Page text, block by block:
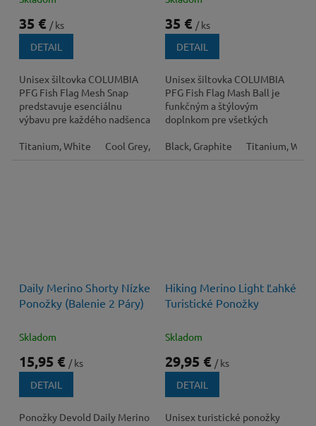
35 € / ks
DETAIL
Unisex šiltovka COLUMBIA
PFG Fish Flag Mesh Snap
predstavuje esenciálnu
výbavu pre každého nadšenca
prírode. Jej...
Titanium, White Cool Grey, White Black, Black, Cool Grey
35 € / ks
DETAIL
Unisex šiltovka COLUMBIA
PFG Fish Flag Mash Ball je
funkčným a štýlovým
doplnkom pre všetkých
outdoorových aktivít. Vďaka...
Black, Graphite Titanium,
Daily Merino Shorty Nízke
Ponožky (Balenie 2 Páry)
Skladom
15,95 € / ks
DETAIL
Ponožky Devold Daily Merino
Hiking Merino Light Ľahké
Turistické Ponožky
Skladom
29,95 € / ks
DETAIL
Unisex turistické ponožky